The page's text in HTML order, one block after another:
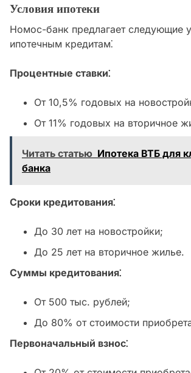
Условия ипотеки
Номос-банк предлагает следующие
ипотечным кредитам⁚
Процентные ставки⁚
От 10,5% годовых на
От 11% годовых на вторичное
Читать статью Ипотека ВТБ для
банка
Сроки кредитования⁚
До 30 лет на новостройки;
До 25 лет на вторичное жилье.
Суммы кредитования⁚
От 500 тыс. рублей;
До 80% от стоимости
Первоначальный взнос⁚